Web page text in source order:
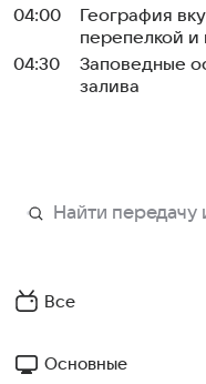
04:00
География
перепелкой
04:30
Заповедные
залива
Все
Основные